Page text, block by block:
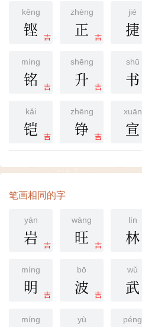
kēng
吉
铿
zhèng
吉
正
jié
捷
míng
吉
铭
shēng
吉
升
shū
书
kǎi
吉
铠
zhēng
吉
铮
xuān
宣
笔画相同的字
yán
吉
岩
wàng
吉
旺
lín
林
míng
吉
明
bō
吉
波
wǔ
武
míng yù péng